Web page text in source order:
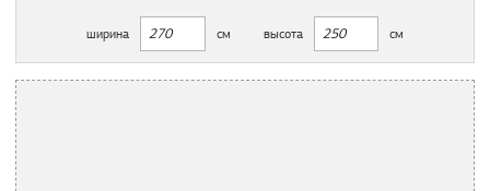
ширина см высота см